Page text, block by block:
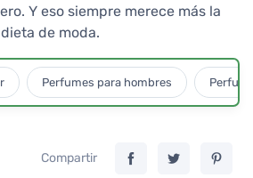
Y eso siempre merece más la
de moda.
Perfumes para hombres
Compartir